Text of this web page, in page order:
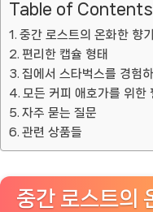
Table of Contents
중간 로스트의 온화한 향기
편리한 캡슐 형태
집에서 스타벅스를 경험
모든 커피 애호가를 위한
자주 묻는 질문
관련 상품들
중간 로스트의